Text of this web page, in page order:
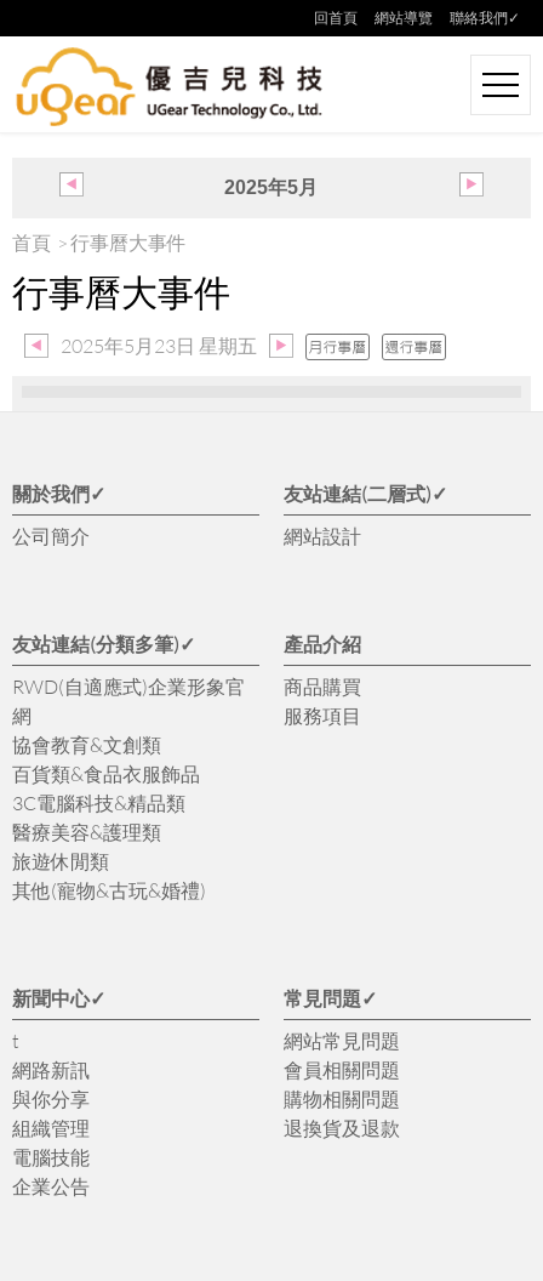
回首頁 網站導覽 聯絡我們✓
2025年5月
日 一
4
5 6
11
12 13
18
19 20 21 22 23
29 30
首頁 行事曆大事件
行事曆大事件
2025年5月23日 星期五
關於我們✓
公司簡介
友站連結(二層式)✓
網站設計
友站連結(分類多筆)✓
RWD(自適應式)企業形象官
網
協會教育&文創類
百貨類&食品衣服飾品
3C電腦科技&精品類
醫療美容&護理類
旅遊休閒類
其他(寵物&古玩&婚禮)
產品介紹
商品購買
服務項目
新聞中心✓
t
網路新訊
與你分享
組織管理
電腦技能
企業公告
常見問題✓
網站常見問題
會員相關問題
購物相關問題
退換貨及退款